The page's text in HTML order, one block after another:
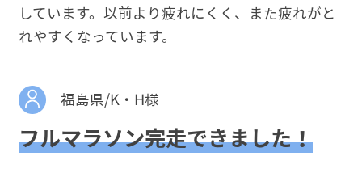
しています。以前より疲れにくく、また疲れがと
れやすくなっています。
福島県/K・H様
フルマラソン完走できました！